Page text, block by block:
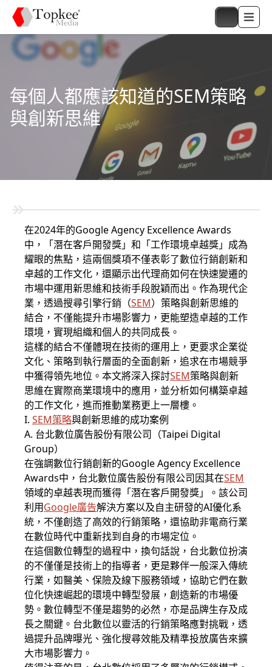
每個人都應該知道的SEM策略
與創新思維
在2024年的Google Agency Excellence Awards
中，「潛在客戶開發獎」和「工作環境卓越獎」成為
耀眼的焦點，這兩個獎項不僅表彰了數位行銷創新和
卓越的工作文化，還顯示出代理商如何在快速變遷的
市場中運用新思維和技術手段脫穎而出。作為現代企
業，透過搜尋引擎行銷（SEM）策略與創新思維的
結合，不僅能提升市場影響力，更能塑造卓越的工作
環境，實現組織和個人的共同成長。
這樣的結合不僅體現在技術的運用上，更要求企業從
文化、策略到執行層面的全面創新，追求在市場競爭
中獲得領先地位。本文將深入探討SEM策略與創新
思維在實際商業環境中的應用，並分析如何構築卓越
的工作文化，進而推動業務更上一層樓。
I. SEM策略與創新思維的成功案例
A. 台北數位廣告股份有限公司（Taipei Digital
Group）
在強調數位行銷創新的Google Agency Excellence
Awards中，台北數位廣告股份有限公司因其在SEM
領域的卓越表現而獲得「潛在客戶開發獎」。該公司
利用Google廣告解決方案以及自主研發的AI優化系
統，不僅創造了高效的行銷策略，還協助非電商行業
在數位時代中重新找到自身的市場定位。
在這個數位轉型的過程中，換句話說，台北數位扮演
的不僅僅是技術上的指導者，更是夥伴一般深入傳統
行業，如醫美、保險及線下服務領域，協助它們在數
位化快速崛起的環境中轉型發展，創造新的市場優
勢。數位轉型不僅是趨勢的必然，亦是品牌生存及成
長之關鍵。台北數位以靈活的行銷策略應對挑戰，透
過提升品牌曝光、強化搜尋效能及精準投放廣告來擴
大市場影響力。